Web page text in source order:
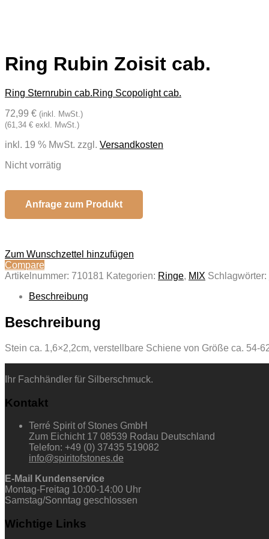
Ring Rubin Zoisit cab.
Ring Sternrubin cab.Ring Scopolight cab.
72,99 € (inkl. MwSt.)
(61,34 € exkl. MwSt.)
inkl. 19 % MwSt. zzgl. Versandkosten
Nicht vorrätig
Anfrage zum Produkt
Zum Wunschzettel hinzufügen
Compare
Artikelnummer: 710181 Kategorien: Ringe, MIX Schlagwörter:
Beschreibung
Beschreibung
Stein ca. 1,6×2,2cm, verstellbare Schiene von Größe ca. 54-
Ihr Fachhändler für Silberschmuck.
Kontakt
Terré Spirit of Stones GmbH
Zum Eichicht 17 08539 Rodau Deutschland
Telefon: +49 (0) 37435 519082
info@spiritofstones.de
E-Mail Kundenservice
Montag-Freitag 10:00-14:00 Uhr
Samstag/Sonntag geschlossen
Wichtige Links